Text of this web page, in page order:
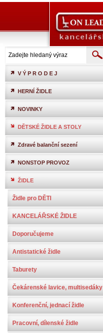
V Ý P R O D E J
HERNÍ ŽIDLE
NOVINKY
DĚTSKÉ ŽIDLE A STOLY
Zdravé balanční sezení
NONSTOP PROVOZ
ŽIDLE
Židle pro DĚTI
KANCELÁŘSKÉ ŽIDLE
Doporučujeme
Antistatické židle
Taburety
Čekárenské lavice, multisedáky
Konferenční, jednací židle
Pracovní, dílenské židle